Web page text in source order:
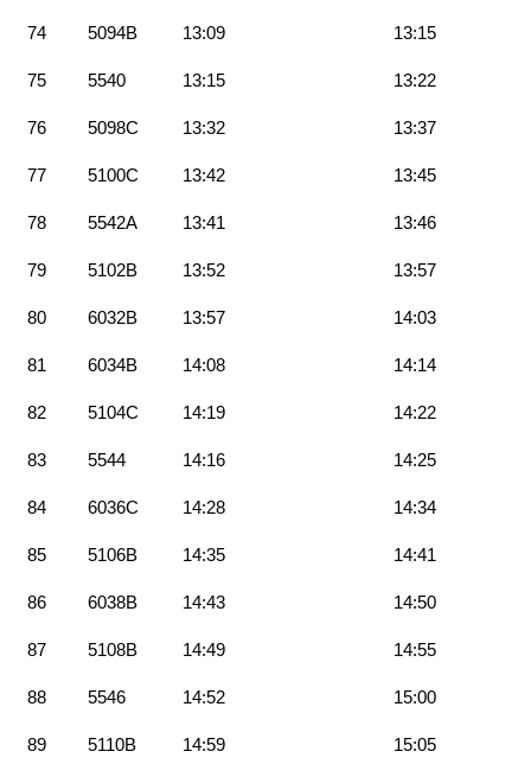
74 5094B 13:09 13:15
75 5540 13:15 13:22
76 5098C 13:32 13:37
77 5100C 13:42 13:45
78 5542A 13:41 13:46
79 5102B 13:52 13:57
80 6032B 13:57 14:03
81 6034B 14:08 14:14
82 5104C 14:19 14:22
83 5544 14:16 14:25
84 6036C 14:28 14:34
85 5106B 14:35 14:41
86 6038B 14:43 14:50
87 5108B 14:49 14:55
88 5546 14:52 15:00
89 5110B 14:59 15:05